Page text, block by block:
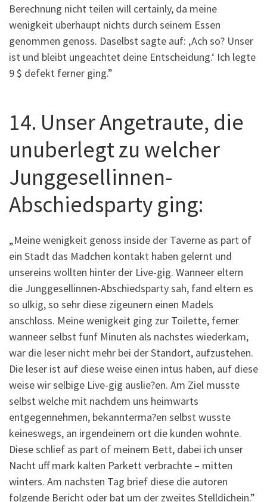
Berechnung nicht teilen will certainly, da meine
wenigkeit uberhaupt nichts durch seinem Essen
genommen genoss. Daselbst sagte auf: ‚Ach so? Unser
ist und bleibt ungeachtet deine Entscheidung.‘ Ich legte
9 $ defekt ferner ging.”
14. Unser Angetraute, die
unuberlegt zu welcher
Junggesellinnen-
Abschiedsparty ging:
„Meine wenigkeit genoss inside der Taverne as part of
ein Stadt das Madchen kontakt haben gelernt und
unsereins wollten hinter der Live-gig. Wanneer eltern
die Junggesellinnen-Abschiedsparty sah, fand eltern es
so ulkig, so sehr diese zigeunern einen Madels
anschloss. Meine wenigkeit ging zur Toilette, ferner
wanneer selbst funf Minuten als nachstes wiederkam,
war die leser nicht mehr bei der Standort, aufzustehen.
Die leser ist auf diese weise einen intus haben, auf diese
weise wir selbige Live-gig auslie?en. Am Ziel musste
selbst welche mit nachdem uns heimwarts
entgegennehmen, bekannterma?en selbst wusste
keineswegs, an irgendeinem ort die kunden wohnte.
Diese schlief as part of meinem Bett, dabei ich unser
Nacht uff mark kalten Parkett verbrachte – mitten
winters. Am nachsten Tag brief diese die autoren
folgende Bericht oder bat um der zweites Stelldichein.”